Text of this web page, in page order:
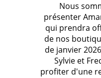
Nous
présenter
qui prendra
de nos
de janvier
Sylvie et
profiter d'une